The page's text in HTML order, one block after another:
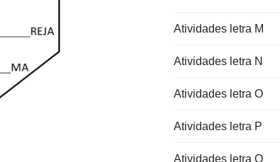
Atividades letra M
Atividades letra N
Atividades letra O
Atividades letra P
Atividades letra Q